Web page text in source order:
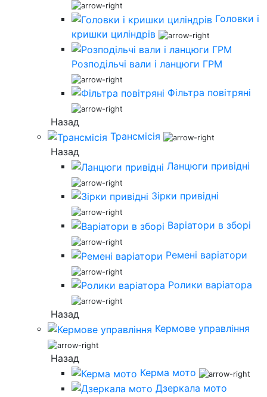
Головки і
кришки циліндрів
Розподільчі вали і ланцюги ГРМ
Фільтра повітряні
Назад
Трансмісія
Назад
Ланцюги привідні
Зірки привідні
Варіатори в зборі
Ремені варіатори
Ролики варіатора
Назад
Кермове управління
Назад
Керма мото
Дзеркала мото